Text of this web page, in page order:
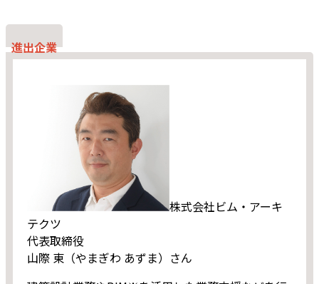
進出企業
株式会社ビム・アーキ
テクツ
代表取締役
山際 東（やまぎわ あずま）さん